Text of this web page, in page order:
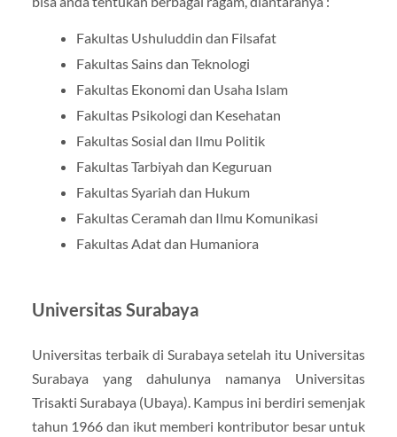
Fakultas Ushuluddin dan Filsafat
Fakultas Sains dan Teknologi
Fakultas Ekonomi dan Usaha Islam
Fakultas Psikologi dan Kesehatan
Fakultas Sosial dan Ilmu Politik
Fakultas Tarbiyah dan Keguruan
Fakultas Syariah dan Hukum
Fakultas Ceramah dan Ilmu Komunikasi
Fakultas Adat dan Humaniora
Universitas Surabaya
Universitas terbaik di Surabaya setelah itu Universitas
Surabaya yang dahulunya namanya Universitas
Trisakti Surabaya (Ubaya). Kampus ini berdiri semenjak
tahun 1966 dan ikut memberi kontributor besar untuk